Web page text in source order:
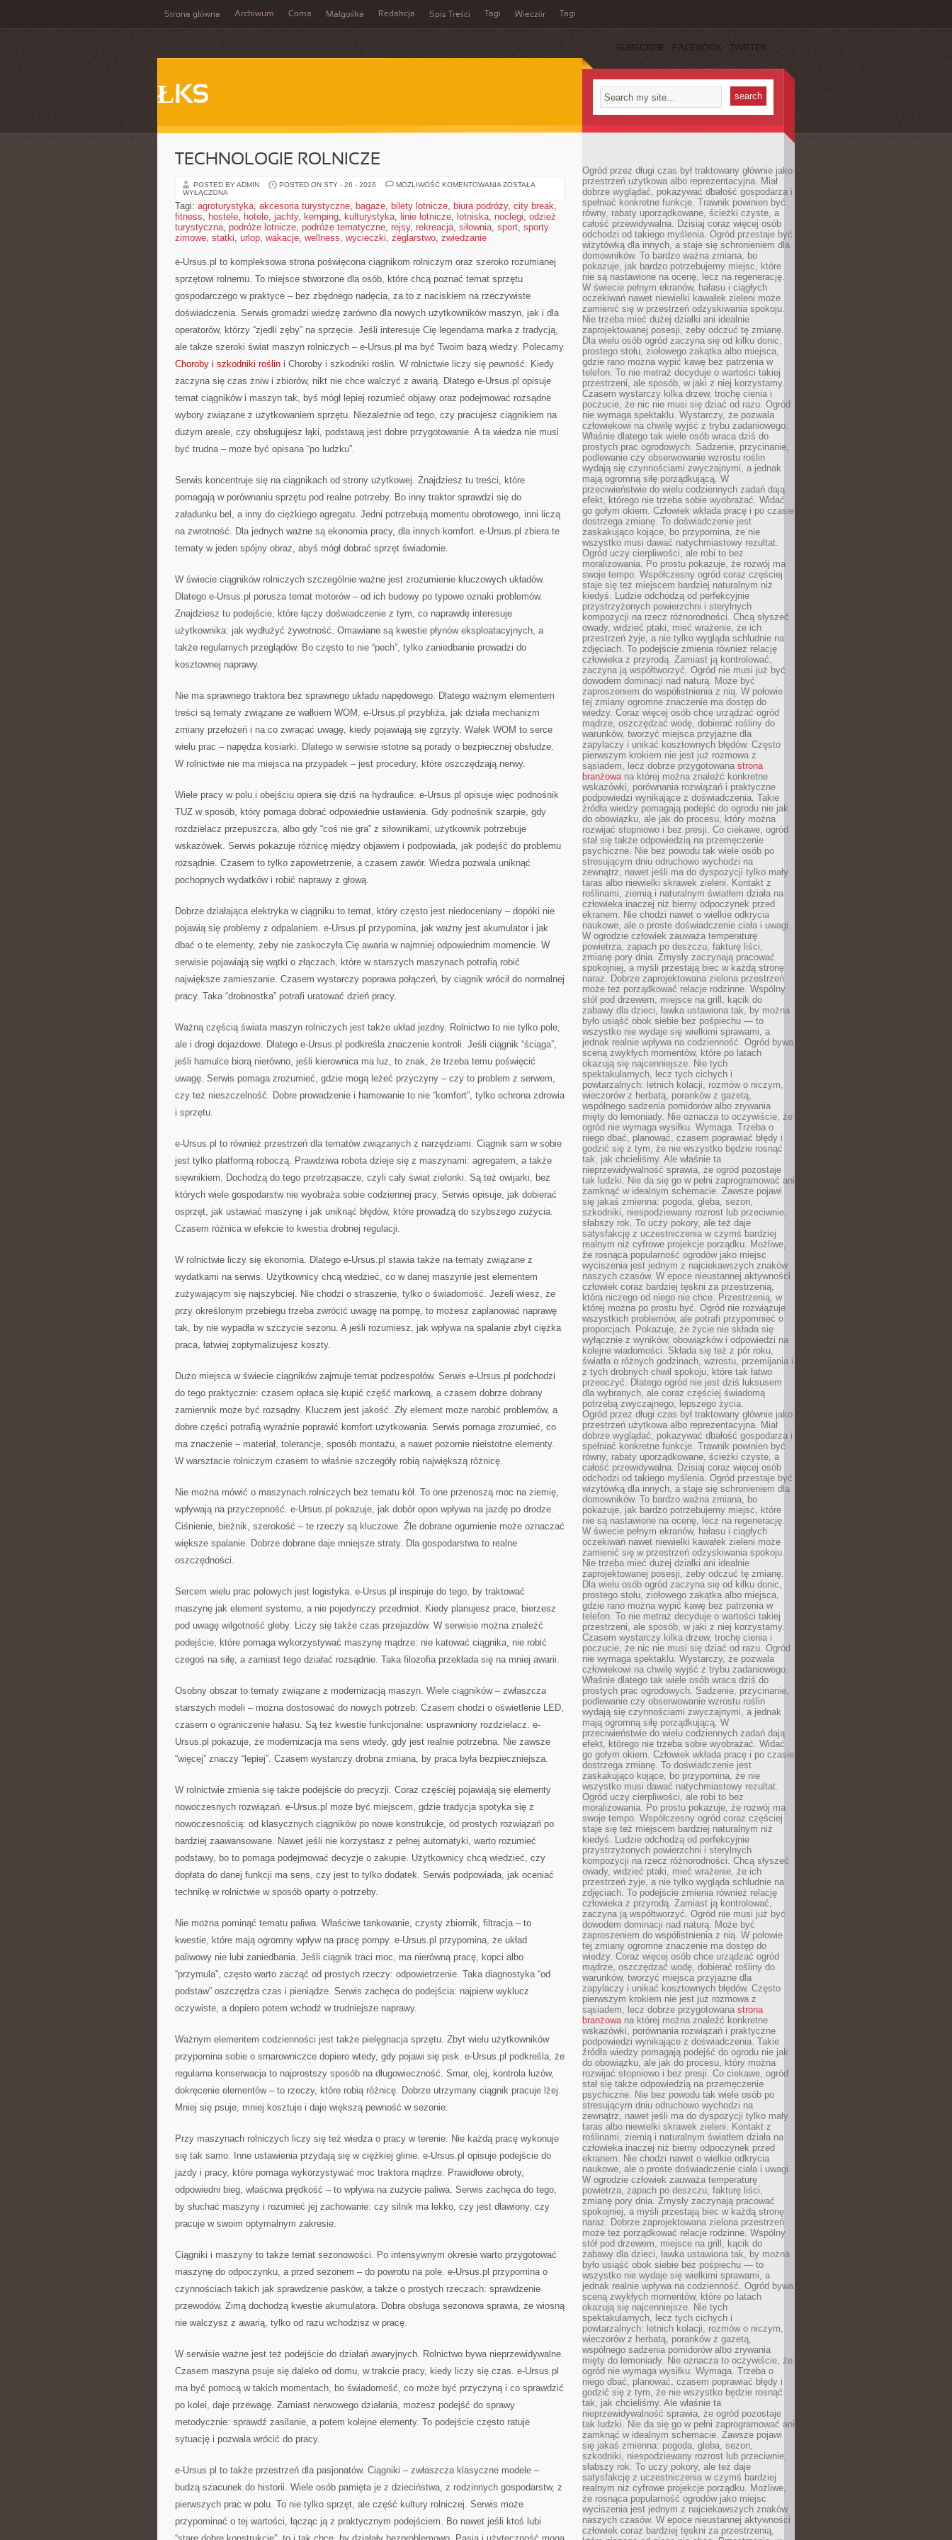
Strona główna Archiwum Coma Małgośka Redakcja Spis Treści Tagi Wieczór Tagi
SUBSCRIBE FACEBOOK TWITTER
ŁKS
TECHNOLOGIE ROLNICZE
POSTED BY ADMIN POSTED ON STY - 26 - 2026 MOŻLIWOŚĆ KOMENTOWANIA TECHNOLOGIE
ZOSTAŁA
WYŁĄCZONA
Tagi: agroturystyka, akcesoria turystyczne, bagaże, bilety lotnicze, biura podróży, city break,
fitness, hostele, hotele, jachty, kemping, kulturystyka, linie lotnicze, lotniska, noclegi, odzież
turystyczna, podróże lotnicze, podróże tematyczne, rejsy, rekreacja, siłownia, sport, sporty
zimowe, statki, urlop, wakacje, wellness, wycieczki, żeglarstwo, zwiedzanie
e-Ursus.pl to kompleksowa strona poświęcona ciągnikom rolniczym oraz szeroko rozumianej
sprzętowi rolnemu. To miejsce stworzone dla osób, które chcą poznać temat sprzętu
gospodarczego w praktyce – bez zbędnego nadęcia, za to z naciskiem na rzeczywiste
doświadczenia. Serwis gromadzi wiedzę zarówno dla nowych użytkowników maszyn, jak i dla
operatorów, którzy “zjedli zęby” na sprzęcie. Jeśli interesuje Cię legendarna marka z tradycją,
ale także szeroki świat maszyn rolniczych – e-Ursus.pl ma być Twoim bazą wiedzy. Polecamy
Choroby i szkodniki roślin i Choroby i szkodniki roślin. W rolnictwie liczy się pewność. Kiedy
zaczyna się czas żniw i zbiorów, nikt nie chce walczyć z awarią. Dlatego e-Ursus.pl opisuje
temat ciągników i maszyn tak, byś mógł lepiej rozumieć objawy oraz podejmować rozsądne
wybory związane z użytkowaniem sprzętu. Niezależnie od tego, czy pracujesz ciągnikiem na
dużym areale, czy obsługujesz łąki, podstawą jest dobre przygotowanie. A ta wiedza nie musi
być trudna – może być opisana “po ludzku”.
Serwis koncentruje się na ciągnikach od strony użytkowej. Znajdziesz tu treści, które
pomagają w porównaniu sprzętu pod realne potrzeby. Bo inny traktor sprawdzi się do
załadunku bel, a inny do ciężkiego agregatu. Jedni potrzebują momentu obrotowego, inni liczą
na zwrotność. Dla jednych ważne są ekonomia pracy, dla innych komfort. e-Ursus.pl zbiera te
tematy w jeden spójny obraz, abyś mógł dobrać sprzęt świadomie.
W świecie ciągników rolniczych szczególnie ważne jest zrozumienie kluczowych układów.
Dlatego e-Ursus.pl porusza temat motorów – od ich budowy po typowe oznaki problemów.
Znajdziesz tu podejście, które łączy doświadczenie z tym, co naprawdę interesuje
użytkownika: jak wydłużyć żywotność. Omawiane są kwestie płynów eksploatacyjnych, a
także regularnych przeglądów. Bo często to nie “pech”, tylko zaniedbanie prowadzi do
kosztownej naprawy.
Nie ma sprawnego traktora bez sprawnego układu napędowego. Dlatego ważnym elementem
treści są tematy związane ze wałkiem WOM. e-Ursus.pl przybliża, jak działa mechanizm
zmiany przełożeń i na co zwracać uwagę, kiedy pojawiają się zgrzyty. Wałek WOM to serce
wielu prac – napędza kosiarki. Dlatego w serwisie istotne są porady o bezpiecznej obsłudze.
W rolnictwie nie ma miejsca na przypadek – jest procedury, które oszczędzają nerwy.
Wiele pracy w polu i obejściu opiera się dziś na hydraulice. e-Ursus.pl opisuje więc podnośnik
TUZ w sposób, który pomaga dobrać odpowiednie ustawienia. Gdy podnośnik szarpie, gdy
rozdzielacz przepuszcza, albo gdy “coś nie gra” z siłownikami, użytkownik potrzebuje
wskazówek. Serwis pokazuje różnicę między objawem i podpowiada, jak podejść do problemu
rozsądnie. Czasem to tylko zapowietrzenie, a czasem zawór. Wiedza pozwala uniknąć
pochopnych wydatków i robić naprawy z głową.
Dobrze działająca elektryka w ciągniku to temat, który często jest niedoceniany – dopóki nie
pojawią się problemy z odpalaniem. e-Ursus.pl przypomina, jak ważny jest akumulator i jak
dbać o te elementy, żeby nie zaskoczyła Cię awaria w najmniej odpowiednim momencie. W
serwisie pojawiają się wątki o złączach, które w starszych maszynach potrafią robić
największe zamieszanie. Czasem wystarczy poprawa połączeń, by ciągnik wrócił do normalnej
pracy. Taka “drobnostka” potrafi uratować dzień pracy.
Ważną częścią świata maszyn rolniczych jest także układ jezdny. Rolnictwo to nie tylko pole,
ale i drogi dojazdowe. Dlatego e-Ursus.pl podkreśla znaczenie kontroli. Jeśli ciągnik “ściąga”,
jeśli hamulce biorą nierówno, jeśli kierownica ma luz, to znak, że trzeba temu poświęcić
uwagę. Serwis pomaga zrozumieć, gdzie mogą leżeć przyczyny – czy to problem z serwem,
czy też nieszczelność. Dobre prowadzenie i hamowanie to nie “komfort”, tylko ochrona zdrowia
i sprzętu.
e-Ursus.pl to również przestrzeń dla tematów związanych z narzędziami. Ciągnik sam w sobie
jest tylko platformą roboczą. Prawdziwa robota dzieje się z maszynami: agregatem, a także
siewnikiem. Dochodzą do tego przetrząsacze, czyli cały świat zielonki. Są też owijarki, bez
których wiele gospodarstw nie wyobraża sobie codziennej pracy. Serwis opisuje, jak dobierać
osprzęt, jak ustawiać maszynę i jak uniknąć błędów, które prowadzą do szybszego zużycia.
Czasem różnica w efekcie to kwestia drobnej regulacji.
W rolnictwie liczy się ekonomia. Dlatego e-Ursus.pl stawia także na tematy związane z
wydatkami na serwis. Użytkownicy chcą wiedzieć, co w danej maszynie jest elementem
zużywającym się najszybciej. Nie chodzi o straszenie, tylko o świadomość. Jeżeli wiesz, że
przy określonym przebiegu trzeba zwrócić uwagę na pompę, to możesz zaplanować naprawę
tak, by nie wypadła w szczycie sezonu. A jeśli rozumiesz, jak wpływa na spalanie zbyt ciężka
praca, łatwiej zoptymalizujesz koszty.
Dużo miejsca w świecie ciągników zajmuje temat podzespołów. Serwis e-Ursus.pl podchodzi
do tego praktycznie: czasem opłaca się kupić część markową, a czasem dobrze dobrany
zamiennik może być rozsądny. Kluczem jest jakość. Zły element może narobić problemów, a
dobre części potrafią wyraźnie poprawić komfort użytkowania. Serwis pomaga zrozumieć, co
ma znaczenie – materiał, tolerancje, sposób montażu, a nawet pozornie nieistotne elementy.
W warsztacie rolniczym czasem to właśnie szczegóły robią największą różnicę.
Nie można mówić o maszynach rolniczych bez tematu kół. To one przenoszą moc na ziemię,
wpływają na przyczepność. e-Ursus.pl pokazuje, jak dobór opon wpływa na jazdę po drodze.
Ciśnienie, bieżnik, szerokość – te rzeczy są kluczowe. Źle dobrane ogumienie może oznaczać
większe spalanie. Dobrze dobrane daje mniejsze straty. Dla gospodarstwa to realne
oszczędności.
Sercem wielu prac polowych jest logistyka. e-Ursus.pl inspiruje do tego, by traktować
maszynę jak element systemu, a nie pojedynczy przedmiot. Kiedy planujesz prace, bierzesz
pod uwagę wilgotność gleby. Liczy się także czas przejazdów. W serwisie można znaleźć
podejście, które pomaga wykorzystywać maszynę mądrze: nie katować ciągnika, nie robić
czegoś na siłę, a zamiast tego działać rozsądnie. Taka filozofia przekłada się na mniej awarii.
Osobny obszar to tematy związane z modernizacją maszyn. Wiele ciągników – zwłaszcza
starszych modeli – można dostosować do nowych potrzeb. Czasem chodzi o oświetlenie LED,
czasem o ograniczenie hałasu. Są też kwestie funkcjonalne: usprawniony rozdzielacz. e-
Ursus.pl pokazuje, że modernizacja ma sens wtedy, gdy jest realnie potrzebna. Nie zawsze
“więcej” znaczy “lepiej”. Czasem wystarczy drobna zmiana, by praca była bezpieczniejsza.
W rolnictwie zmienia się także podejście do precyzji. Coraz częściej pojawiają się elementy
nowoczesnych rozwiązań. e-Ursus.pl może być miejscem, gdzie tradycja spotyka się z
nowoczesnością: od klasycznych ciągników po nowe konstrukcje, od prostych rozwiązań po
bardziej zaawansowane. Nawet jeśli nie korzystasz z pełnej automatyki, warto rozumieć
podstawy, bo to pomaga podejmować decyzje o zakupie. Użytkownicy chcą wiedzieć, czy
dopłata do danej funkcji ma sens, czy jest to tylko dodatek. Serwis podpowiada, jak oceniać
technikę w rolnictwie w sposób oparty o potrzeby.
Nie można pominąć tematu paliwa. Właściwe tankowanie, czysty zbiornik, filtracja – to
kwestie, które mają ogromny wpływ na pracę pompy. e-Ursus.pl przypomina, że układ
paliwowy nie lubi zaniedbania. Jeśli ciągnik traci moc, ma nierówną pracę, kopci albo
“przymula”, często warto zacząć od prostych rzeczy: odpowietrzenie. Taka diagnostyka “od
podstaw” oszczędza czas i pieniądze. Serwis zachęca do podejścia: najpierw wyklucz
oczywiste, a dopiero potem wchodź w trudniejsze naprawy.
Ważnym elementem codzienności jest także pielęgnacja sprzętu. Zbyt wielu użytkowników
przypomina sobie o smarowniczce dopiero wtedy, gdy pojawi się pisk. e-Ursus.pl podkreśla, że
regularna konserwacja to najprostszy sposób na długowieczność. Smar, olej, kontrola luzów,
dokręcenie elementów – to rzeczy, które robią różnicę. Dobrze utrzymany ciągnik pracuje lżej.
Mniej się psuje, mniej kosztuje i daje większą pewność w sezonie.
Przy maszynach rolniczych liczy się też wiedza o pracy w terenie. Nie każdą pracę wykonuje
się tak samo. Inne ustawienia przydają się w ciężkiej glinie. e-Ursus.pl opisuje podejście do
jazdy i pracy, które pomaga wykorzystywać moc traktora mądrze. Prawidłowe obroty,
odpowiedni bieg, właściwa prędkość – to wpływa na zużycie paliwa. Serwis zachęca do tego,
by słuchać maszyny i rozumieć jej zachowanie: czy silnik ma lekko, czy jest dławiony, czy
pracuje w swoim optymalnym zakresie.
Ciągniki i maszyny to także temat sezonowości. Po intensywnym okresie warto przygotować
maszynę do odpoczynku, a przed sezonem – do powrotu na pole. e-Ursus.pl przypomina o
czynnościach takich jak sprawdzenie pasków, a także o prostych rzeczach: sprawdzenie
przewodów. Zimą dochodzą kwestie akumulatora. Dobra obsługa sezonowa sprawia, że wiosną
nie walczysz z awarią, tylko od razu wchodzisz w pracę.
W serwisie ważne jest też podejście do działań awaryjnych. Rolnictwo bywa nieprzewidywalne.
Czasem maszyna psuje się daleko od domu, w trakcie pracy, kiedy liczy się czas. e-Ursus.pl
ma być pomocą w takich momentach, bo świadomość, co może być przyczyną i co sprawdzić
po kolei, daje przewagę. Zamiast nerwowego działania, możesz podejść do sprawy
metodycznie: sprawdź zasilanie, a potem kolejne elementy. To podejście często ratuje
sytuację i pozwala wrócić do pracy.
e-Ursus.pl to także przestrzeń dla pasjonatów. Ciągniki – zwłaszcza klasyczne modele –
budzą szacunek do historii. Wiele osób pamięta je z dzieciństwa, z rodzinnych gospodarstw, z
pierwszych prac w polu. To nie tylko sprzęt, ale część kultury rolniczej. Serwis może
przypominać o tej wartości, łącząc ją z praktycznym podejściem. Bo nawet jeśli ktoś lubi
Ogród przez długi czas był traktowany głównie jako
przestrzeń użytkowa albo reprezentacyjna. Miał
dobrze wyglądać, pokazywać dbałość gospodarza i
spełniać konkretne funkcje. Trawnik powinien być
równy, rabaty uporządkowane, ścieżki czyste, a
całość przewidywalna. Dzisiaj coraz więcej osób
odchodzi od takiego myślenia. Ogród przestaje być
wizytówką dla innych, a staje się schronieniem dla
domowników. To bardzo ważna zmiana, bo
pokazuje, jak bardzo potrzebujemy miejsc, które
nie są nastawione na ocenę, lecz na regenerację.
W świecie pełnym ekranów, hałasu i ciągłych
oczekiwań nawet niewielki kawałek zieleni może
zamienić się w przestrzeń odzyskiwania spokoju.
Nie trzeba mieć dużej działki ani idealnie
zaprojektowanej posesji, żeby odczuć tę zmianę.
Dla wielu osób ogród zaczyna się od kilku donic,
prostego stołu, ziołowego zakątka albo miejsca,
gdzie rano można wypić kawę bez patrzenia w
telefon. To nie metraż decyduje o wartości takiej
przestrzeni, ale sposób, w jaki z niej korzystamy.
Czasem wystarczy kilka drzew, trochę cienia i
poczucie, że nic nie musi się dziać od razu. Ogród
nie wymaga spektaklu. Wystarczy, że pozwala
człowiekowi na chwilę wyjść z trybu zadaniowego.
Właśnie dlatego tak wiele osób wraca dziś do
prostych prac ogrodowych. Sadzenie, przycinanie,
podlewanie czy obserwowanie wzrostu roślin
wydają się czynnościami zwyczajnymi, a jednak
mają ogromną siłę porządkującą. W
przeciwieństwie do wielu codziennych zadań dają
efekt, którego nie trzeba sobie wyobrażać. Widać
go gołym okiem. Człowiek wkłada pracę i po czasie
dostrzega zmianę. To doświadczenie jest
zaskakująco kojące, bo przypomina, że nie
wszystko musi dawać natychmiastowy rezultat.
Ogród uczy cierpliwości, ale robi to bez
moralizowania. Po prostu pokazuje, że rozwój ma
swoje tempo. Współczesny ogród coraz częściej
staje się też miejscem bardziej naturalnym niż
kiedyś. Ludzie odchodzą od perfekcyjnie
przystrzyżonych powierzchni i sterylnych
kompozycji na rzecz różnorodności. Chcą słyszeć
owady, widzieć ptaki, mieć wrażenie, że ich
przestrzeń żyje, a nie tylko wygląda schludnie na
zdjęciach. To podejście zmienia również relację
człowieka z przyrodą. Zamiast ją kontrolować,
zaczyna ją współtworzyć. Ogród nie musi już być
dowodem dominacji nad naturą. Może być
zaproszeniem do współistnienia z nią. W połowie
tej zmiany ogromne znaczenie ma dostęp do
wiedzy. Coraz więcej osób chce urządzać ogród
mądrze, oszczędzać wodę, dobierać rośliny do
warunków, tworzyć miejsca przyjazne dla
zapylaczy i unikać kosztownych błędów. Często
pierwszym krokiem nie jest już rozmowa z
sąsiadem, lecz dobrze przygotowana strona
branżowana której można znaleźć konkretne
wskazówki, porównania rozwiązań i praktyczne
podpowiedzi wynikające z doświadczenia. Takie
źródła wiedzy pomagają podejść do ogrodu nie jak
do obowiązku, ale jak do procesu, który można
rozwijać stopniowo i bez presji. Co ciekawe, ogród
stał się także odpowiedzią na przemęczenie
psychiczne. Nie bez powodu tak wiele osób po
stresującym dniu odruchowo wychodzi na
zewnątrz, nawet jeśli ma do dyspozycji tylko mały
taras albo niewielki skrawek zieleni. Kontakt z
roślinami, ziemią i naturalnym światłem działa na
człowieka inaczej niż bierny odpoczynek przed
ekranem. Nie chodzi nawet o wielkie odkrycia
naukowe, ale o proste doświadczenie ciała i uwagi.
W ogrodzie człowiek zauważa temperaturę
powietrza, zapach po deszczu, fakturę liści,
zmianę pory dnia. Zmysły zaczynają pracować
spokojniej, a myśli przestają biec w każdą stronę
naraz. Dobrze zaprojektowana zielona przestrzeń
może też porządkować relacje rodzinne. Wspólny
stół pod drzewem, miejsce na grill, kącik do
zabawy dla dzieci, ławka ustawiona tak, by można
było usiąść obok siebie bez pośpiechu — to
wszystko nie wydaje się wielkimi sprawami, a
jednak realnie wpływa na codzienność. Ogród bywa
sceną zwykłych momentów, które po latach
okazują się najcenniejsze. Nie tych
spektakularnych, lecz tych cichych i
powtarzalnych: letnich kolacji, rozmów o niczym,
wieczorów z herbatą, poranków z gazetą,
wspólnego sadzenia pomidorów albo zrywania
mięty do lemoniady. Nie oznacza to oczywiście, że
ogród nie wymaga wysiłku. Wymaga. Trzeba o
niego dbać, planować, czasem poprawiać błędy i
godzić się z tym, że nie wszystko będzie rosnąć
tak, jak chcieliśmy. Ale właśnie ta
nieprzewidywalność sprawia, że ogród pozostaje
tak ludzki. Nie da się go w pełni zaprogramować ani
zamknąć w idealnym schemacie. Zawsze pojawi
się jakaś zmienna: pogoda, gleba, sezon,
szkodniki, niespodziewany rozrost lub przeciwnie,
słabszy rok. To uczy pokory, ale też daje
satysfakcję z uczestniczenia w czymś bardziej
realnym niż cyfrowe projekcje porządku. Możliwe,
że rosnąca popularność ogrodów jako miejsc
wyciszenia jest jednym z najciekawszych znaków
naszych czasów. W epoce nieustannej aktywności
człowiek coraz bardziej tęskni za przestrzenią,
która niczego od niego nie chce. Przestrzenią, w
której można po prostu być. Ogród nie rozwiązuje
wszystkich problemów, ale potrafi przypomnieć o
proporcjach. Pokazuje, że życie nie składa się
wyłącznie z wyników, obowiązków i odpowiedzi na
kolejne wiadomości. Składa się też z pór roku,
światła o różnych godzinach, wzrostu, przemijania i
z tych drobnych chwil spokoju, które tak łatwo
przeoczyć. Dlatego ogród nie jest dziś luksusem
dla wybranych, ale coraz częściej świadomą
potrzebą zwyczajnego, lepszego życia.
Ogród przez długi czas był traktowany głównie jako
przestrzeń użytkowa albo reprezentacyjna. Miał
dobrze wyglądać, pokazywać dbałość gospodarza i
spełniać konkretne funkcje. Trawnik powinien być
równy, rabaty uporządkowane, ścieżki czyste, a
całość przewidywalna. Dzisiaj coraz więcej osób
odchodzi od takiego myślenia. Ogród przestaje być
wizytówką dla innych, a staje się schronieniem dla
domowników. To bardzo ważna zmiana, bo
pokazuje, jak bardzo potrzebujemy miejsc, które
nie są nastawione na ocenę, lecz na regenerację.
W świecie pełnym ekranów, hałasu i ciągłych
oczekiwań nawet niewielki kawałek zieleni może
zamienić się w przestrzeń odzyskiwania spokoju.
Nie trzeba mieć dużej działki ani idealnie
zaprojektowanej posesji, żeby odczuć tę zmianę.
Dla wielu osób ogród zaczyna się od kilku donic,
prostego stołu, ziołowego zakątka albo miejsca,
gdzie rano można wypić kawę bez patrzenia w
telefon. To nie metraż decyduje o wartości takiej
przestrzeni, ale sposób, w jaki z niej korzystamy.
Czasem wystarczy kilka drzew, trochę cienia i
poczucie, że nic nie musi się dziać od razu. Ogród
nie wymaga spektaklu. Wystarczy, że pozwala
człowiekowi na chwilę wyjść z trybu zadaniowego.
Właśnie dlatego tak wiele osób wraca dziś do
prostych prac ogrodowych. Sadzenie, przycinanie,
podlewanie czy obserwowanie wzrostu roślin
wydają się czynnościami zwyczajnymi, a jednak
mają ogromną siłę porządkującą. W
przeciwieństwie do wielu codziennych zadań dają
efekt, którego nie trzeba sobie wyobrażać. Widać
go gołym okiem. Człowiek wkłada pracę i po czasie
dostrzega zmianę. To doświadczenie jest
zaskakująco kojące, bo przypomina, że nie
wszystko musi dawać natychmiastowy rezultat.
Ogród uczy cierpliwości, ale robi to bez
moralizowania. Po prostu pokazuje, że rozwój ma
swoje tempo. Współczesny ogród coraz częściej
staje się też miejscem bardziej naturalnym niż
kiedyś. Ludzie odchodzą od perfekcyjnie
przystrzyżonych powierzchni i sterylnych
kompozycji na rzecz różnorodności. Chcą słyszeć
owady, widzieć ptaki, mieć wrażenie, że ich
przestrzeń żyje, a nie tylko wygląda schludnie na
zdjęciach. To podejście zmienia również relację
człowieka z przyrodą. Zamiast ją kontrolować,
zaczyna ją współtworzyć. Ogród nie musi już być
dowodem dominacji nad naturą. Może być
zaproszeniem do współistnienia z nią. W połowie
tej zmiany ogromne znaczenie ma dostęp do
wiedzy. Coraz więcej osób chce urządzać ogród
mądrze, oszczędzać wodę, dobierać rośliny do
warunków, tworzyć miejsca przyjazne dla
zapylaczy i unikać kosztownych błędów. Często
pierwszym krokiem nie jest już rozmowa z
sąsiadem, lecz dobrze przygotowana strona
branżowana której można znaleźć konkretne
wskazówki, porównania rozwiązań i praktyczne
podpowiedzi wynikające z doświadczenia. Takie
źródła wiedzy pomagają podejść do ogrodu nie jak
do obowiązku, ale jak do procesu, który można
rozwijać stopniowo i bez presji. Co ciekawe, ogród
stał się także odpowiedzią na przemęczenie
psychiczne. Nie bez powodu tak wiele osób po
stresującym dniu odruchowo wychodzi na
zewnątrz, nawet jeśli ma do dyspozycji tylko mały
taras albo niewielki skrawek zieleni. Kontakt z
roślinami, ziemią i naturalnym światłem działa na
człowieka inaczej niż bierny odpoczynek przed
ekranem. Nie chodzi nawet o wielkie odkrycia
naukowe, ale o proste doświadczenie ciała i uwagi.
W ogrodzie człowiek zauważa temperaturę
powietrza, zapach po deszczu, fakturę liści,
zmianę pory dnia. Zmysły zaczynają pracować
spokojniej, a myśli przestają biec w każdą stronę
naraz. Dobrze zaprojektowana zielona przestrzeń
może też porządkować relacje rodzinne. Wspólny
stół pod drzewem, miejsce na grill, kącik do
zabawy dla dzieci, ławka ustawiona tak, by można
było usiąść obok siebie bez pośpiechu — to
wszystko nie wydaje się wielkimi sprawami, a
jednak realnie wpływa na codzienność. Ogród bywa
sceną zwykłych momentów, które po latach
okazują się najcenniejsze. Nie tych
spektakularnych, lecz tych cichych i
powtarzalnych: letnich kolacji, rozmów o niczym,
wieczorów z herbatą, poranków z gazetą,
wspólnego sadzenia pomidorów albo zrywania
mięty do lemoniady. Nie oznacza to oczywiście, że
ogród nie wymaga wysiłku. Wymaga. Trzeba o
niego dbać, planować, czasem poprawiać błędy i
godzić się z tym, że nie wszystko będzie rosnąć
tak, jak chcieliśmy. Ale właśnie ta
nieprzewidywalność sprawia, że ogród pozostaje
tak ludzki. Nie da się go w pełni zaprogramować ani
zamknąć w idealnym schemacie. Zawsze pojawi
się jakaś zmienna: pogoda, gleba, sezon,
szkodniki, niespodziewany rozrost lub przeciwnie,
słabszy rok. To uczy pokory, ale też daje
satysfakcję z uczestniczenia w czymś bardziej
realnym niż cyfrowe projekcje porządku. Możliwe,
że rosnąca popularność ogrodów jako miejsc
wyciszenia jest jednym z najciekawszych znaków
naszych czasów. W epoce nieustannej aktywności
człowiek coraz bardziej tęskni za przestrzenią,